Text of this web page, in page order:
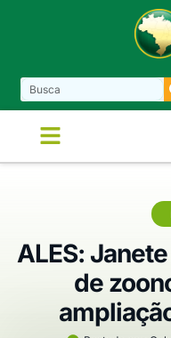
ALES:
de